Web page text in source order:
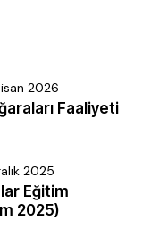
2026
Faaliyeti
2025
Eğitim
2025)